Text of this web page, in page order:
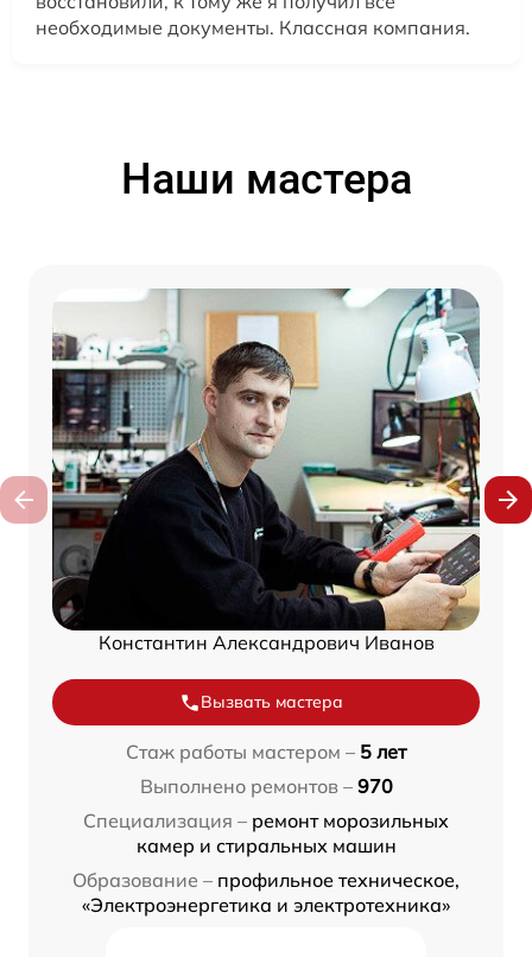
необходимые документы. Классная компания.
Наши мастера
Константин Александрович Иванов
Вызвать мастера
Стаж работы мастером – 5 лет
Выполнено ремонтов – 970
Специализация – ремонт морозильных
камер и стиральных машин
Образование – профильное техническое,
«Электроэнергетика и электротехника»